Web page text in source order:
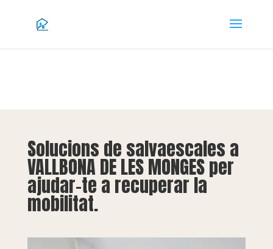
Solucions de salvaescales a
VALLBONA DE LES MONGES per
ajudar-te a recuperar la
mobilitat.